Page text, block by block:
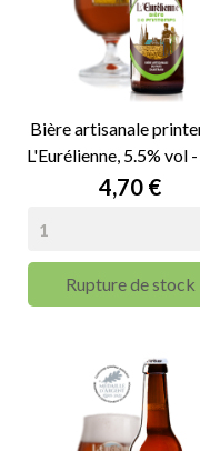
Bière artisanale
L'Eurélienne, 5.5% vol
Prix
4,70 €
Rupture de stock